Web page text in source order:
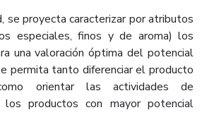
se proyecta caracterizar por atributos
especiales, finos y de aroma) los
una valoración óptima del potencial
permita tanto diferenciar el producto
orientar las actividades de
los productos con mayor potencial